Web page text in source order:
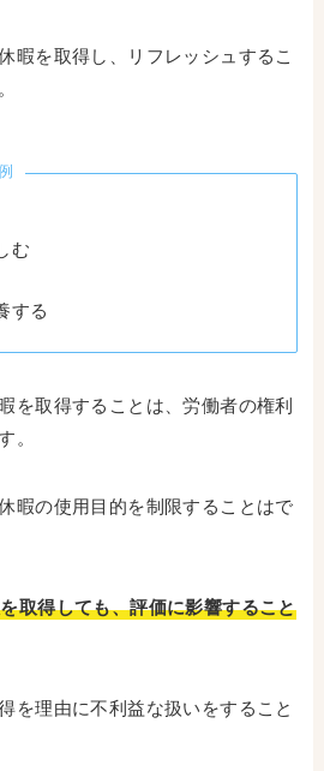
暇を取得し、リフレッシュするこ
む
する
を取得することは、労働者の権利
。
暇の使用目的を制限することはで
取得しても、評価に影響すること
を理由に不利益な扱いをすること